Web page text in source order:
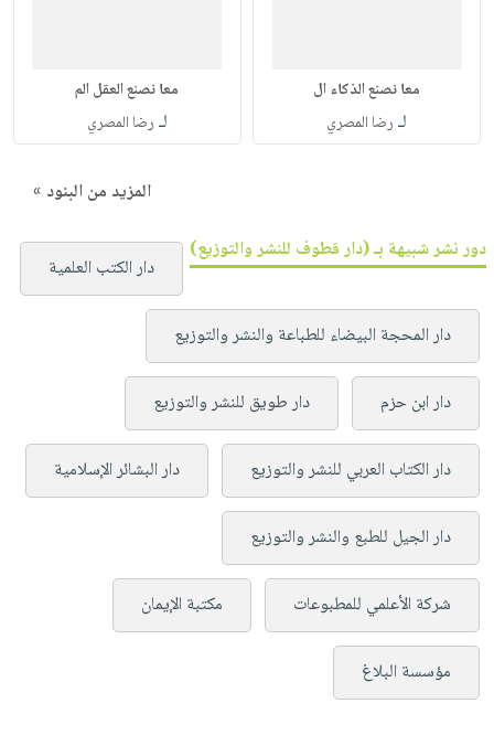
معا نصنع الذكاء ال
لـ رضا المصري
معا نصنع العقل الم
لـ رضا المصري
المزيد من البنود »
دور نشر شبيهة بـ (دار قطوف للنشر والتوزيع)
دار الكتب العلمية
دار المحجة البيضاء للطباعة والنشر والتوزيع
دار ابن حزم دار طويق للنشر والتوزيع
دار الكتاب العربي للنشر والتوزيع دار البشائر الإسلامية
دار الجيل للطبع والنشر والتوزيع
شركة الأعلمي للمطبوعات مكتبة الإيمان
مؤسسة البلاغ